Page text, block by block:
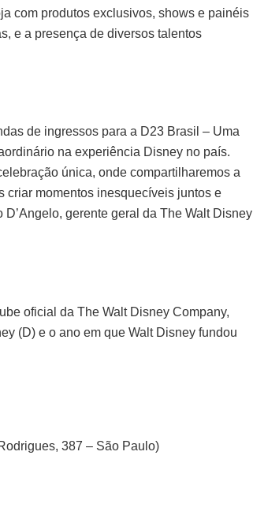
com produtos exclusivos, shows e painéis
e a presença de diversos talentos
de ingressos para a D23 Brasil – Uma
na experiência Disney no país.
única, onde compartilharemos a
criar momentos inesquecíveis juntos e
gerente geral da The Walt Disney
oficial da The Walt Disney Company,
(D) e o ano em que Walt Disney fundou
387 – São Paulo)